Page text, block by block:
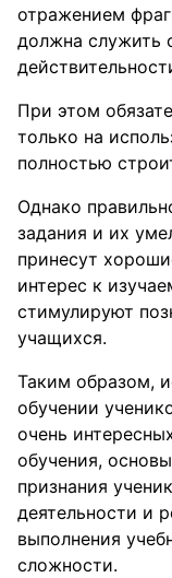
отражением
должна служить
При этом
только на
полностью
Однако
задания и их
принесут
интерес к
стимулируют
учащихся.
Таким образом,
обучении
очень
обучения,
признания
деятельности и
выполнения
сложности.